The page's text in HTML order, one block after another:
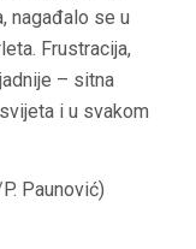
nagađalo se u
Frustracija,
– sitna
i u svakom
Paunović)